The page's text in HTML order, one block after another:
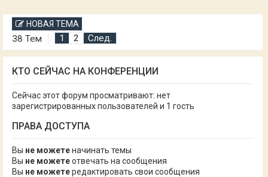
НОВАЯ ТЕМА
38 Тем 1 2 След.
КТО СЕЙЧАС НА КОНФЕРЕНЦИИ
Сейчас этот форум просматривают: нет
зарегистрированных пользователей и 1 гость
ПРАВА ДОСТУПА
Вы не можетеначинать темы
Вы не можетеотвечать на сообщения
Вы не можетередактировать свои сообщения